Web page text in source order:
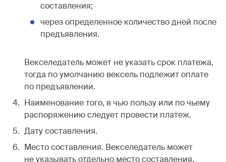
составления;
через определенное количество дней после
предъявления.
Векселедатель может не указать срок платежа,
тогда по умолчанию вексель подлежит оплате
по предъявлении.
Наименование того, в чью пользу или по чьему
распоряжению следует провести платеж.
Дату составления.
Место составления. Векселедатель может
не указывать отдельно место составления,